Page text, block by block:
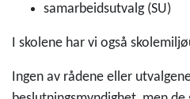
samarbeidsutvalg (SU)
I skolene har vi også
Ingen av rådene eller